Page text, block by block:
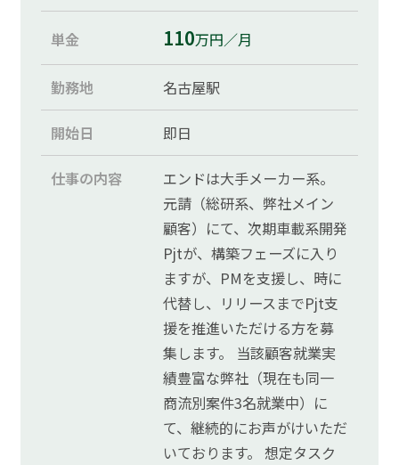
単金 110万円／月
勤務地 名古屋駅
開始日 即日
仕事の内容
エンドは大手メーカー系。
元請（総研系、弊社メイン
顧客）にて、次期車載系開発
Pjtが、構築フェーズに入り
ますが、PMを支援し、時に
代替し、リリースまでPjt支
援を推進いただける方を募
集します。 当該顧客就業実
績豊富な弊社（現在も同一
商流別案件3名就業中）に
て、継続的にお声がけいただ
いております。 想定タスク